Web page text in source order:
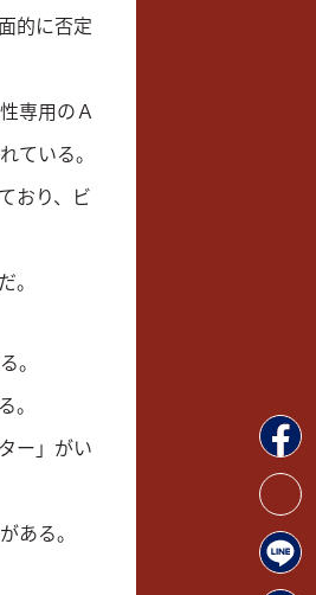
的に否定
専用のＡ
ている。
おり、ビ
。
。
。
ー」がい
ある。